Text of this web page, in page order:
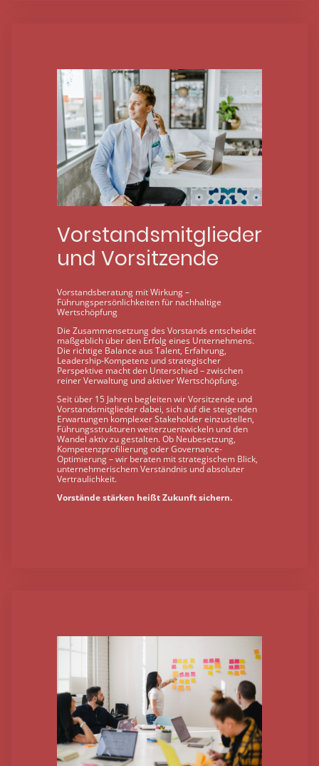
Vorstandsmitglieder
und Vorsitzende
Vorstandsberatung mit Wirkung –
Führungspersönlichkeiten für nachhaltige
Wertschöpfung
Die Zusammensetzung des Vorstands entscheidet
maßgeblich über den Erfolg eines Unternehmens.
Die richtige Balance aus Talent, Erfahrung,
Leadership-Kompetenz und strategischer
Perspektive macht den Unterschied – zwischen
reiner Verwaltung und aktiver Wertschöpfung.
Seit über 15 Jahren begleiten wir Vorsitzende und
Vorstandsmitglieder dabei, sich auf die steigenden
Erwartungen komplexer Stakeholder einzustellen,
Führungsstrukturen weiterzuentwickeln und den
Wandel aktiv zu gestalten. Ob Neubesetzung,
Kompetenzprofilierung oder Governance-
Optimierung – wir beraten mit strategischem Blick,
unternehmerischem Verständnis und absoluter
Vertraulichkeit.
Vorstände stärken heißt Zukunft sichern.